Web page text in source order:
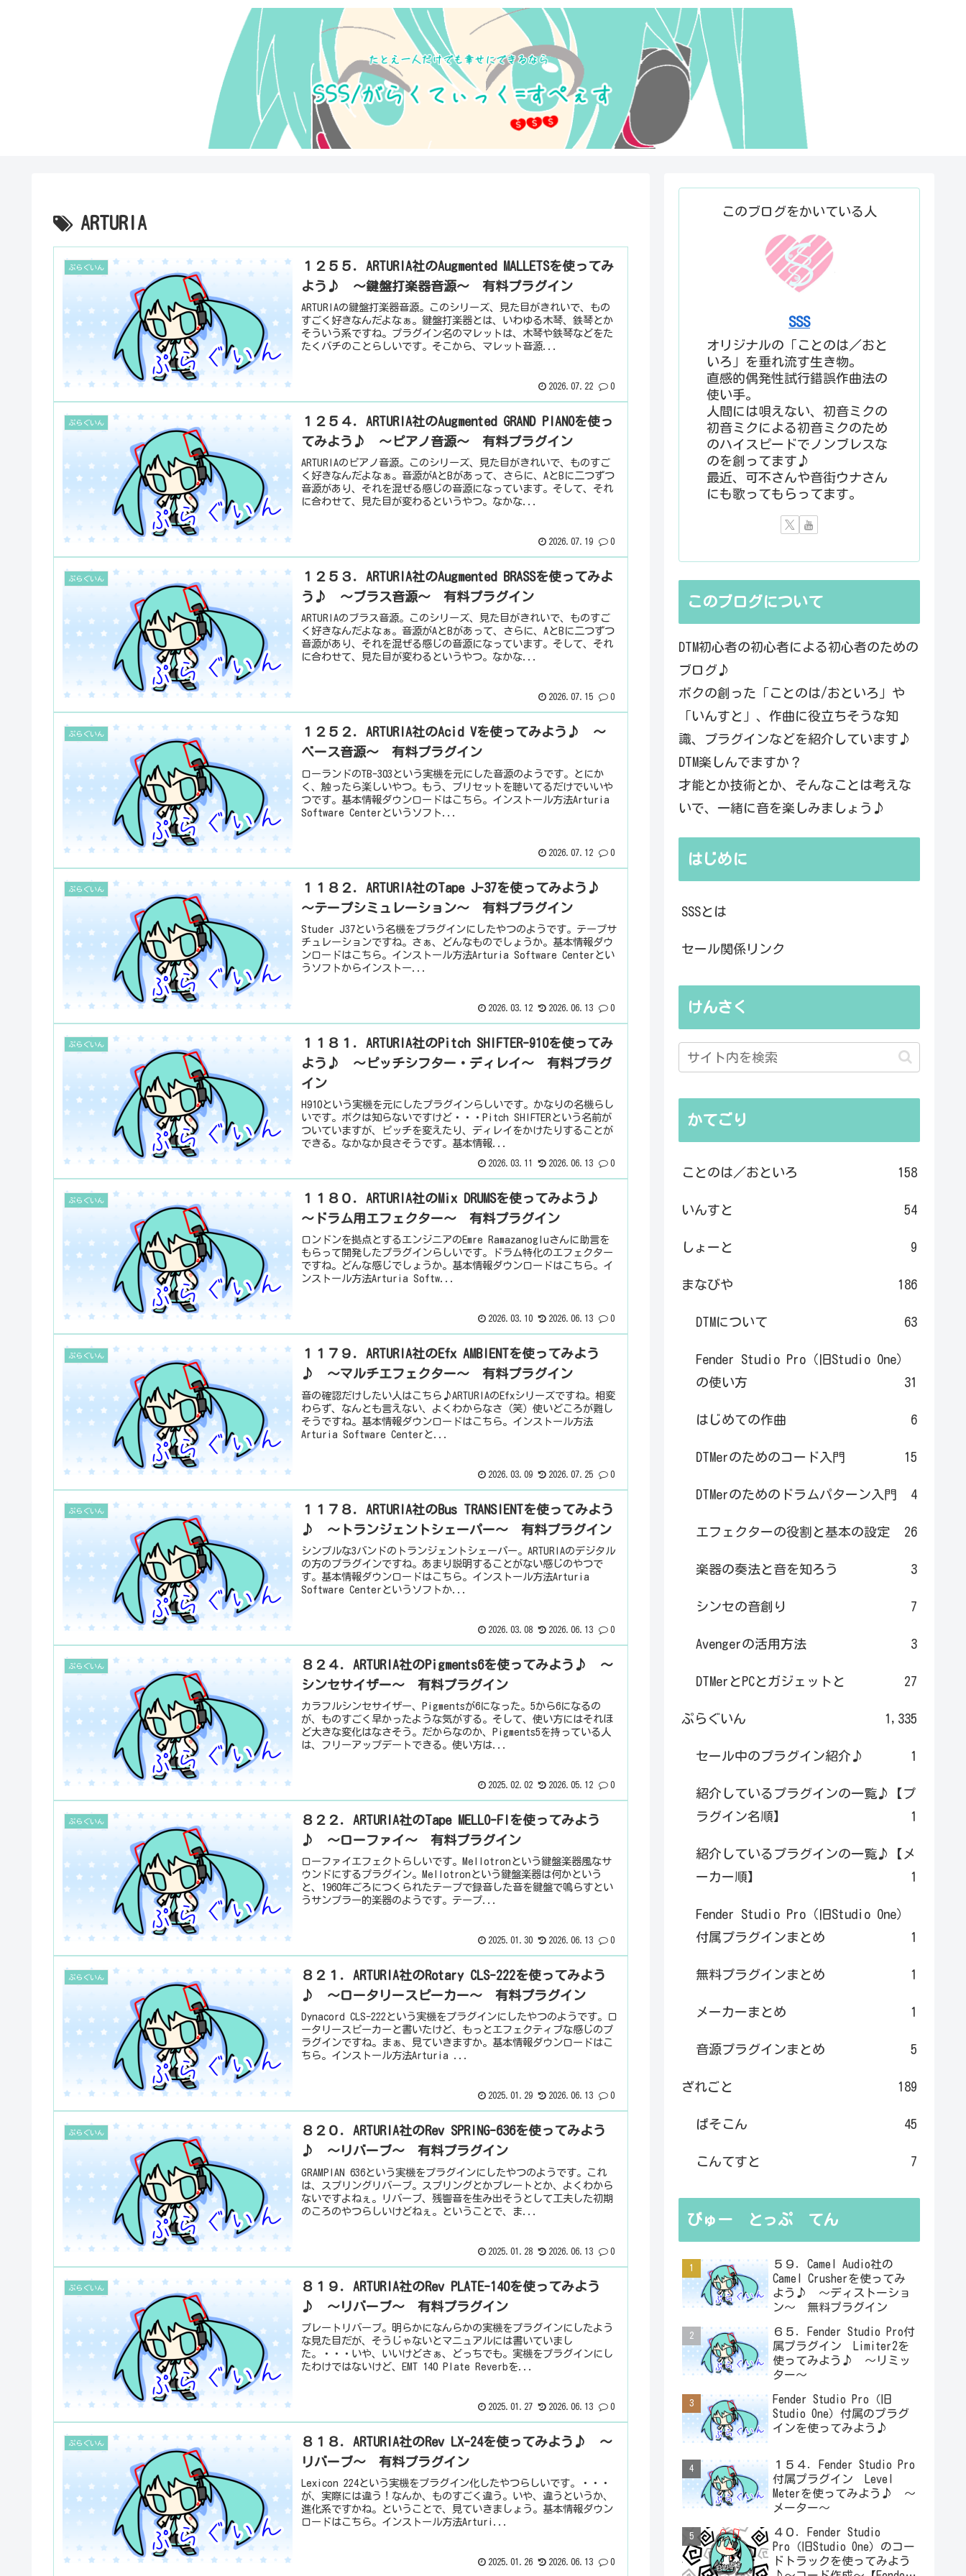
ARTURIA
ぷらぐいん
１２５５．ARTURIA社のAugmented MALLETSを使ってみ
よう♪ ～鍵盤打楽器音源～ 有料プラグイン
ARTURIAの鍵盤打楽器音源。このシリーズ、見た目がきれいで、もの
すごく好きなんだよなぁ。鍵盤打楽器とは、いわゆる木琴、鉄琴とか
そういう系ですね。プラグイン名のマレットは、木琴や鉄琴などをた
たくバチのことらしいです。そこから、マレット音源...
2026.07.22 0
ぷらぐいん
１２５４．ARTURIA社のAugmented GRAND PIANOを使っ
てみよう♪ ～ピアノ音源～ 有料プラグイン
ARTURIAのピアノ音源。このシリーズ、見た目がきれいで、ものすご
く好きなんだよなぁ。音源がAとBがあって、さらに、AとBに二つずつ
音源があり、それを混ぜる感じの音源になっています。そして、それ
に合わせて、見た目が変わるというやつ。なかな...
2026.07.19 0
ぷらぐいん
１２５３．ARTURIA社のAugmented BRASSを使ってみよ
う♪ ～ブラス音源～ 有料プラグイン
ARTURIAのブラス音源。このシリーズ、見た目がきれいで、ものすご
く好きなんだよなぁ。音源がAとBがあって、さらに、AとBに二つずつ
音源があり、それを混ぜる感じの音源になっています。そして、それ
に合わせて、見た目が変わるというやつ。なかな...
2026.07.15 0
ぷらぐいん
１２５２．ARTURIA社のAcid Vを使ってみよう♪ ～
ベース音源～ 有料プラグイン
ローランドのTB-303という実機を元にした音源のようです。とにか
く、触ったら楽しいやつ。もう、プリセットを聴いてるだけでいいや
つです。基本情報ダウンロードはこちら。インストール方法Arturia
Software Centerというソフト...
2026.07.12 0
ぷらぐいん
１１８２．ARTURIA社のTape J-37を使ってみよう♪
～テープシミュレーション～ 有料プラグイン
Studer J37という名機をプラグインにしたやつのようです。テープサ
チュレーションですね。さぁ、どんなものでしょうか。基本情報ダウ
ンロードはこちら。インストール方法Arturia Software Centerとい
うソフトからインストー...
2026.03.12 2026.06.13 0
ぷらぐいん
１１８１．ARTURIA社のPitch SHIFTER-910を使ってみ
よう♪ ～ピッチシフター・ディレイ～ 有料プラグ
イン
H910という実機を元にしたプラグインらしいです。かなりの名機らし
いです。ボクは知らないですけど・・・Pitch SHIFTERという名前が
ついていますが、ピッチを変えたり、ディレイをかけたりすることが
できる。なかなか良さそうです。基本情報...
2026.03.11 2026.06.13 0
ぷらぐいん
１１８０．ARTURIA社のMix DRUMSを使ってみよう♪
～ドラム用エフェクター～ 有料プラグイン
ロンドンを拠点とするエンジニアのEmre Ramazanogluさんに助言を
もらって開発したプラグインらしいです。ドラム特化のエフェクター
ですね。どんな感じでしょうか。基本情報ダウンロードはこちら。イ
ンストール方法Arturia Softw...
2026.03.10 2026.06.13 0
ぷらぐいん
１１７９．ARTURIA社のEfx AMBIENTを使ってみよう
♪ ～マルチエフェクター～ 有料プラグイン
音の確認だけしたい人はこちら♪ARTURIAのEfxシリーズですね。相変
わらず、なんとも言えない、よくわからなさ（笑）使いどころが難し
そうですね。基本情報ダウンロードはこちら。インストール方法
Arturia Software Centerと...
2026.03.09 2026.07.25 0
ぷらぐいん
１１７８．ARTURIA社のBus TRANSIENTを使ってみよう
♪ ～トランジェントシェーパー～ 有料プラグイン
シンプルな3バンドのトランジェントシェーパー。ARTURIAのデジタル
の方のプラグインですね。あまり説明することがない感じのやつで
す。基本情報ダウンロードはこちら。インストール方法Arturia
Software Centerというソフトか...
2026.03.08 2026.06.13 0
ぷらぐいん
８２４．ARTURIA社のPigments6を使ってみよう♪ ～
シンセサイザー～ 有料プラグイン
カラフルシンセサイザー、Pigmentsが6になった。5から6になるの
が、ものすごく早かったような気がする。そして、使い方にはそれほ
ど大きな変化はなさそう。だからなのか、Pigments5を持っている人
は、フリーアップデートできる。使い方は...
2025.02.02 2026.05.12 0
ぷらぐいん
８２２．ARTURIA社のTape MELLO-FIを使ってみよう
♪ ～ローファイ～ 有料プラグイン
ローファイエフェクトらしいです。Mellotronという鍵盤楽器風なサ
ウンドにするプラグイン。Mellotronという鍵盤楽器は何かという
と、1960年ごろにつくられたテープで録音した音を鍵盤で鳴らすとい
うサンプラー的楽器のようです。テープ...
2025.01.30 2026.06.13 0
ぷらぐいん
８２１．ARTURIA社のRotary CLS-222を使ってみよう
♪ ～ロータリースピーカー～ 有料プラグイン
Dynacord CLS-222という実機をプラグインにしたやつのようです。ロ
ータリースピーカーと書いたけど、もっとエフェクティブな感じのプ
ラグインですね。まぁ、見ていきますか。基本情報ダウンロードはこ
ちら。インストール方法Arturia ...
2025.01.29 2026.06.13 0
ぷらぐいん
８２０．ARTURIA社のRev SPRING-636を使ってみよう
♪ ～リバーブ～ 有料プラグイン
GRAMPIAN 636という実機をプラグインにしたやつのようです。これ
は、スプリングリバーブ。スプリングとかプレートとか、よくわから
ないですよねぇ。リバーブ、残響音を生み出そうとして工夫した初期
のころのやつらしいけどねぇ。ということで、ま...
2025.01.28 2026.06.13 0
ぷらぐいん
８１９．ARTURIA社のRev PLATE-140を使ってみよう
♪ ～リバーブ～ 有料プラグイン
プレートリバーブ。明らかになんらかの実機をプラグインにしたよう
な見た目だが、そうじゃないとマニュアルには書いていまし
た。・・・いや、いいけどさぁ、どっちでも。実機をプラグインにし
たわけではないけど、EMT 140 Plate Reverbを...
2025.01.27 2026.06.13 0
ぷらぐいん
８１８．ARTURIA社のRev LX-24を使ってみよう♪ ～
リバーブ～ 有料プラグイン
Lexicon 224という実機をプラグイン化したやつらしいです。・・・
が、実際には違う！なんか、ものすごく違う。いや、違うというか、
進化系ですかね。ということで、見ていきましょう。基本情報ダウン
ロードはこちら。インストール方法Arturi...
2025.01.26 2026.06.13 0
このブログをかいている人
SSS
オリジナルの「ことのは／おと
いろ」を垂れ流す生き物。
直感的偶発性試行錯誤作曲法の
使い手。
人間には唄えない、初音ミクの
初音ミクによる初音ミクのため
のハイスピードでノンブレスな
のを創ってます♪
最近、可不さんや音街ウナさん
にも歌ってもらってます。
このブログについて
DTM初心者の初心者による初心者のための
ブログ♪
ボクの創った「ことのは/おといろ」や
「いんすと」、作曲に役立ちそうな知
識、プラグインなどを紹介しています♪
DTM楽しんでますか？
才能とか技術とか、そんなことは考えな
いで、一緒に音を楽しみましょう♪
はじめに
SSSとは
セール関係リンク
けんさく
かてごり
ことのは／おといろ 158
いんすと 54
しょーと 9
まなびや 186
DTMについて 63
Fender Studio Pro（旧Studio One）
の使い方
31
はじめての作曲 6
DTMerのためのコード入門 15
DTMerのためのドラムパターン入門 4
エフェクターの役割と基本の設定 26
楽器の奏法と音を知ろう 3
シンセの音創り 7
Avengerの活用方法 3
DTMerとPCとガジェットと 27
ぷらぐいん 1,335
セール中のプラグイン紹介♪ 1
紹介しているプラグインの一覧♪【プ
ラグイン名順】
1
紹介しているプラグインの一覧♪【メ
ーカー順】
1
Fender Studio Pro（旧Studio One）
付属プラグインまとめ
1
無料プラグインまとめ 1
メーカーまとめ 1
音源プラグインまとめ 5
ざれごと 189
ぱそこん 45
こんてすと 7
びゅー とっぷ てん
５９．Camel Audio社の
Camel Crusherを使ってみ
よう♪ ～ディストーショ
ン～ 無料プラグイン
６５．Fender Studio Pro付
属プラグイン Limiter2を
使ってみよう♪ ～リミッ
ター～
Fender Studio Pro（旧
Studio One）付属のプラグ
インを使ってみよう♪
１５４．Fender Studio Pro
付属プラグイン Level
Meterを使ってみよう♪ ～
メーター～
４０．Fender Studio
Pro（旧Studio One）のコー
ドトラックを使ってみよう